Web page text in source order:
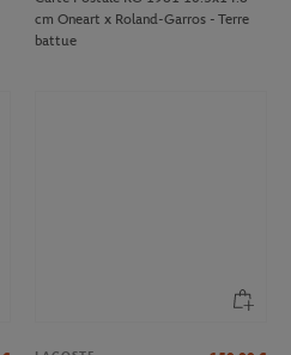
cm Oneart x Roland-Garros - Terre
battue